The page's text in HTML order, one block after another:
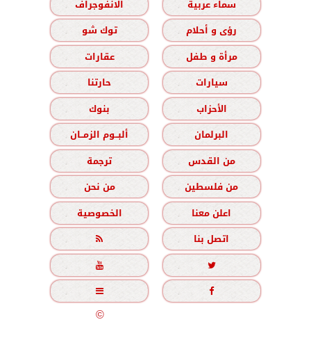
سماء عربية
الانفوجراف
رؤى و أحلام
توك شو
مرأة و طفل
عقارات
سيارات
حارتنا
الأحزاب
بنوك
البرلمان
ألبــوم الزمــان
من القدس
ترجمة
من فلسطين
من نحن
اعلن معنا
الخصوصية
اتصل بنا





جميع الحقوق محفوظة©